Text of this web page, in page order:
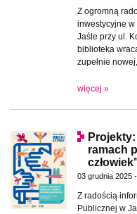
Z ogromną
inwestycyjne
Jaśle przy ul.
biblioteka
zupełnie
więcej »
ramach
03 grudnia 2025
Z radością
Publicznej w